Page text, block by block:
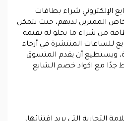
الإلكتروني شراء بطاقات
المميزين لديهم، حيث يتمكن
من شراء ما يحلو له بقيمة
للساعات المنتشرة في أرجاء
ويستطيع أن يقدم المتسوق
جدًا مع اكواد خصم الشايع
التجارية التي يريد اقتنائها،